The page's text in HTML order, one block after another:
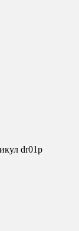
dr01p